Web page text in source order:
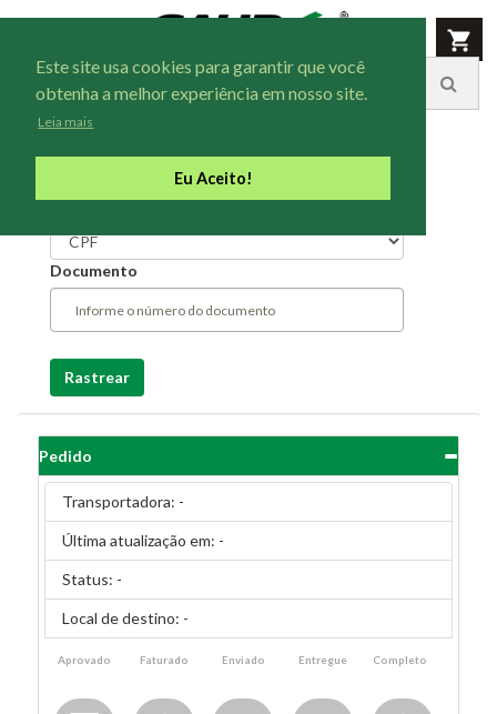
Este site usa cookies para garantir que você
obtenha a melhor experiência em nosso site.
Leia mais
Eu Aceito!
Tipo Documento
Documento
Pedido
Transportadora: -
Última atualização em: -
Status: -
Local de destino: -
Aprovado Faturado Enviado Entregue Completo